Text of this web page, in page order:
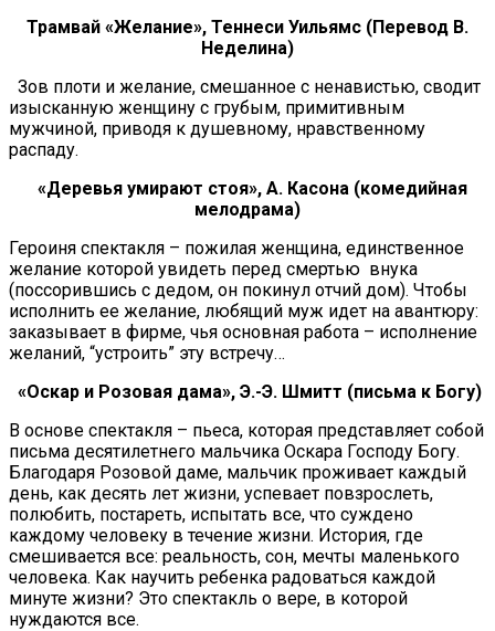
Трамвай «Желание», Теннеси Уильямс (Перевод В.
Неделина)
Зов плоти и желание, смешанное с ненавистью, сводит
изысканную женщину с грубым, примитивным
мужчиной, приводя к душевному, нравственному
распаду.
«Деревья умирают стоя», А. Касона (комедийная
мелодрама)
Героиня спектакля – пожилая женщина, единственное
желание которой увидеть перед смертью внука
(поссорившись с дедом, он покинул отчий дом). Чтобы
исполнить ее желание, любящий муж идет на авантюру:
заказывает в фирме, чья основная работа – исполнение
желаний, “устроить” эту встречу…
«Оскар и Розовая дама», Э.-Э. Шмитт (письма к Богу)
В основе спектакля – пьеса, которая представляет собой
письма десятилетнего мальчика Оскара Господу Богу.
Благодаря Розовой даме, мальчик проживает каждый
день, как десять лет жизни, успевает повзрослеть,
полюбить, постареть, испытать все, что суждено
каждому человеку в течение жизни. История, где
смешивается все: реальность, сон, мечты маленького
человека. Как научить ребенка радоваться каждой
минуте жизни? Это спектакль о вере, в которой
нуждаются все.